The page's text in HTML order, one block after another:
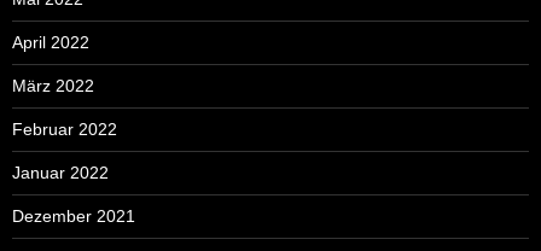
April 2022
März 2022
Februar 2022
Januar 2022
Dezember 2021